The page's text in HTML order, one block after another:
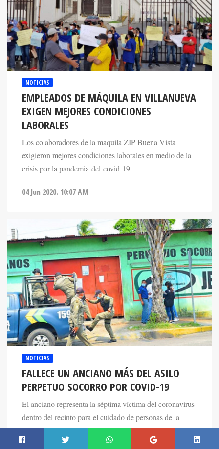
NOTICIAS
EMPLEADOS DE MÁQUILA EN VILLANUEVA
EXIGEN MEJORES CONDICIONES
LABORALES
Los colaboradores de la maquila ZIP Buena Vista
exigieron mejores condiciones laborales en medio de la
crisis por la pandemia del covid-19.
04 Jun 2020. 10:07 AM
NOTICIAS
FALLECE UN ANCIANO MÁS DEL ASILO
PERPETUO SOCORRO POR COVID-19
El anciano representa la séptima víctima del coronavirus
dentro del recinto para el cuidado de personas de la
tercera edad en San Pedro Sula.